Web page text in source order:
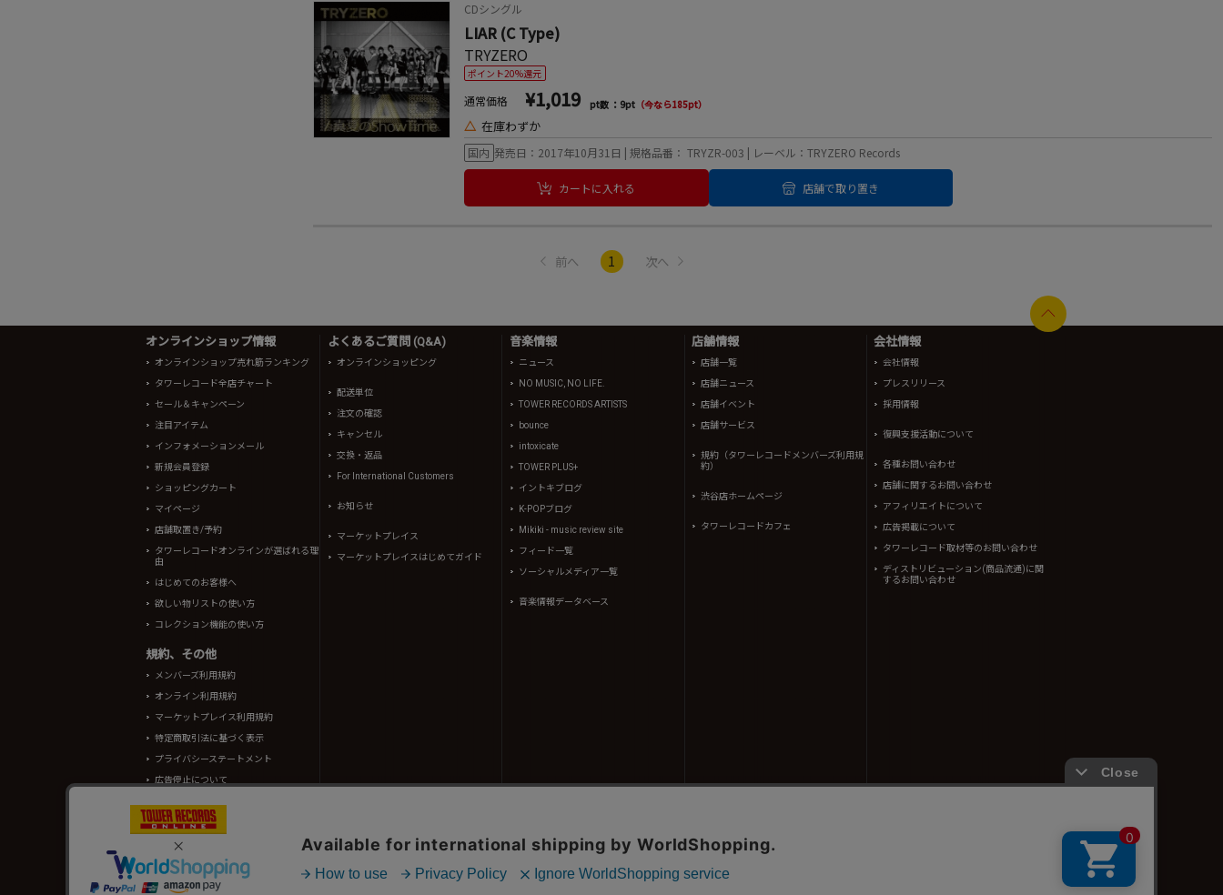
CDシングル
LIAR (C Type)
TRYZERO
ポイント20%還元
通常価格 ¥1,019 pt数 ：9pt （今なら185pt）
△ 在庫わずか
国内 発売日：2017年10月31日 | 規格品番： TRYZR-003 | レーベル：TRYZERO Records
カートに入れる 店舗で取り置き
前へ 1 次へ
オンラインショップ情報
オンラインショップ売れ筋ランキング
タワーレコード全店チャート
セール＆キャンペーン
注目アイテム
インフォメーションメール
新規会員登録
ショッピングカート
マイページ
店舗取置き/予約
タワーレコードオンラインが選ばれる理
由
はじめてのお客様へ
欲しい物リストの使い方
コレクション機能の使い方
規約、その他
メンバーズ利用規約
オンライン利用規約
マーケットプレイス利用規約
特定商取引法に基づく表示
プライバシーステートメント
広告停止について
よくあるご質問 (Q&A)
オンラインショッピング
配送単位
注文の確認
キャンセル
交換・返品
For International Customers
お知らせ
マーケットプレイス
マーケットプレイスはじめてガイド
音楽情報
ニュース
NO MUSIC, NO LIFE.
TOWER RECORDS ARTISTS
bounce
intoxicate
TOWER PLUS+
イントキブログ
K-POPブログ
Mikiki - music review site
フィード一覧
ソーシャルメディア一覧
音楽情報データベース
店舗情報
店舗一覧
店舗ニュース
店舗イベント
店舗サービス
規約（タワーレコードメンバーズ利用規
約）
渋谷店ホームページ
タワーレコードカフェ
会社情報
会社情報
プレスリリース
採用情報
復興支援活動について
各種お問い合わせ
店舗に関するお問い合わせ
アフィリエイトについて
広告掲載について
タワーレコード取材等のお問い合わせ
ディストリビューション(商品流通)に関
するお問い合わせ
TOWER RECORDS ONLINEに掲載されているすべてのコンテンツ(記事、画像、音声データ等)はタワーレコード株式会社の承諾なしに無断転載することはできません。
情報の一部はRovi Corporation.、japan music data、(株)シーディージャーナルより提供されています。
タワーレコード株式会社 東京都公安委員会 古物商許可 第302191605310号